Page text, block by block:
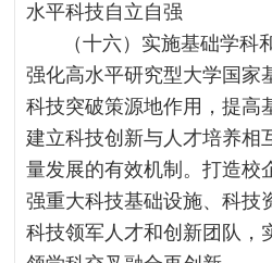
水平科技自立自强
（十六）实施基础学科
强化高水平研究型大学国家
科技突破策源地作用，提高
建立科技创新与人才培养相
量发展的有效机制。打造校
强重大科技基础设施、科技
科技领军人才和创新团队，